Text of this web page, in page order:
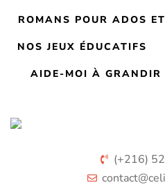
ROMANS POUR ADOS
NOS JEUX ÉDUCATIFS
AIDE-MOI À GRANDIR
(+216)